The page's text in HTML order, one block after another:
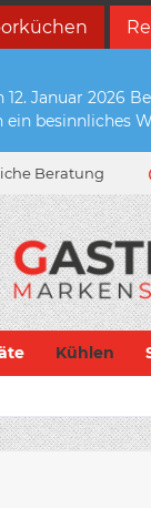
Januar
besinnliches
Beratung
Kühlen